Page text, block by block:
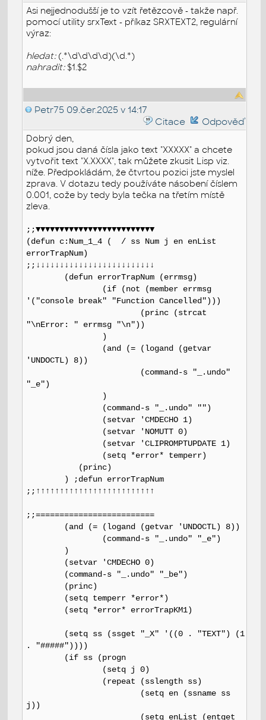
Asi nejjednodušší je to vzít řetězcově - takže např.
pomocí utility srxText - příkaz SRXTEXT2, regulární
výraz:
hledat:(.*\d\d\d\d)(\d.*)
nahradit:$1.$2
Petr75 09.čer.2025 v 14:17
Citace
Odpověď
Dobrý den,
pokud jsou daná čísla jako text "XXXXX" a chcete
vytvořit text "X.XXXX", tak můžete zkusit Lisp viz.
níže. Předpokládám, že čtvrtou pozici jste myslel
zprava. V dotazu tedy používáte násobení číslem
0.001, cože by tedy byla tečka na třetím místě
zleva.
;;▼▼▼▼▼▼▼▼▼▼▼▼▼▼▼▼▼▼▼▼▼▼▼▼▼
(defun c:Num_1_4 ( / ss Num j en enList
errorTrapNum)
;;↓↓↓↓↓↓↓↓↓↓↓↓↓↓↓↓↓↓↓↓↓↓↓↓↓
(defun errorTrapNum (errmsg)
(if (not (member errmsg
'("console break" "Function Cancelled")))
(princ (strcat
"\nError: " errmsg "\n"))
)
(and (= (logand (getvar
'UNDOCTL) 8))
(command-s "_.undo"
"_e")
)
(command-s "_.undo" "")
(setvar 'CMDECHO 1)
(setvar 'NOMUTT 0)
(setvar 'CLIPROMPTUPDATE 1)
(setq *error* temperr)
(princ)
) ;defun errorTrapNum
;;↑↑↑↑↑↑↑↑↑↑↑↑↑↑↑↑↑↑↑↑↑↑↑↑↑
;;=========================
(and (= (logand (getvar 'UNDOCTL) 8))
(command-s "_.undo" "_e")
)
(setvar 'CMDECHO 0)
(command-s "_.undo" "_be")
(princ)
(setq temperr *error*)
(setq *error* errorTrapKM1)
(setq ss (ssget "_X" '((0 . "TEXT") (1
. "#####"))))
(if ss (progn
(setq j 0)
(repeat (sslength ss)
(setq en (ssname ss
j))
(setq enList (entget